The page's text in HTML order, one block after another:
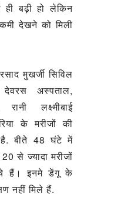
बढ़ी हो लेकिन
देखने को मिली
मुखर्जी सिविल
अस्पताल,
लक्ष्मीबाई
के मरीजों की
बीते 48 घंटे में
से ज्यादा मरीजों
हैं। इनमे डेंगू के
नहीं मिले हैं.